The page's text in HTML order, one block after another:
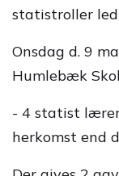
statistroller
Onsdag d. 9
Humlebæk
- 4 statist
herkomst end